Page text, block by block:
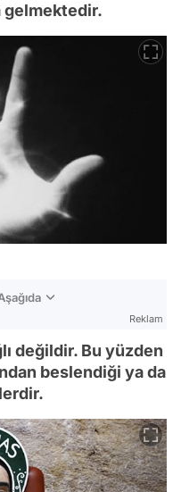
gelmektedir.
Reklam
değildir. Bu yüzden
beslendiği ya da